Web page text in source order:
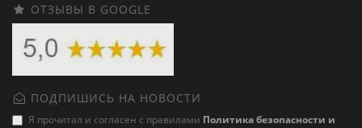
ОТЗЫВЫ В GOOGLE
ПОДПИШИСЬ НА НОВОСТИ
Я прочитал и согласен с правилами Политика безопасности и